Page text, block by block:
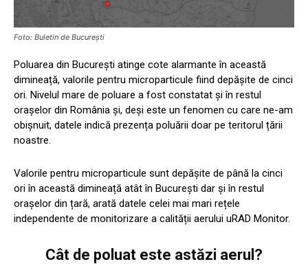
Foto: Buletin de București
Poluarea din București atinge cote alarmante în această
dimineață, valorile pentru microparticule fiind depășite de cinci
ori. Nivelul mare de poluare a fost constatat și în restul
orașelor din România și, deși este un fenomen cu care ne-am
obișnuit, datele indică prezența poluării doar pe teritorul țării
noastre.
Valorile pentru microparticule sunt depășite de până la cinci
ori în această dimineață atât în București dar și în restul
orașelor din țară, arată datele celei mai mari rețele
independente de monitorizare a calității aerului uRAD Monitor.
Cât de poluat este astăzi aerul?